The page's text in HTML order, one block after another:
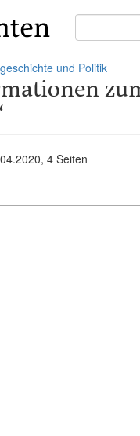
Suche
in
und Politik
, 4 Seiten